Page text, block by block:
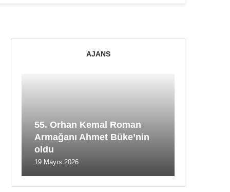
AJANS
55. Orhan Kemal Roman
Armağanı Ahmet Büke’nin
oldu
19 Mayıs 2026